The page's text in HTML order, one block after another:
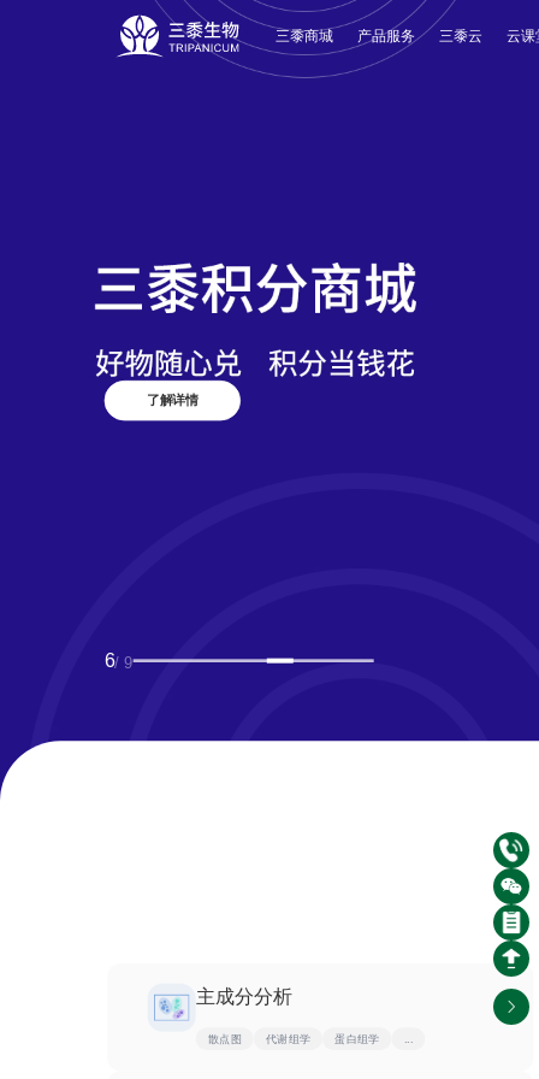
三黍商城 产品服务 三黍云 云课
了解详情
6/ 9
主成分分析
散点图 代谢组学 蛋白组学